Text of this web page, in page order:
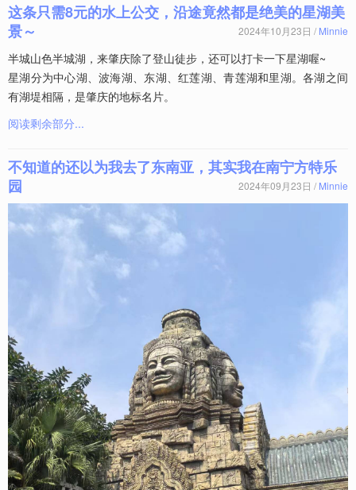
这条只需8元的水上公交，沿途竟然都是绝美的星湖美
景～
2024年10月23日 / Minnie
半城山色半城湖，来肇庆除了登山徒步，还可以打卡一下星湖喔~
星湖分为中心湖、波海湖、东湖、红莲湖、青莲湖和里湖。各湖之间
有湖堤相隔，是肇庆的地标名片。
阅读剩余部分...
不知道的还以为我去了东南亚，其实我在南宁方特乐
园
2024年09月23日 / Minnie